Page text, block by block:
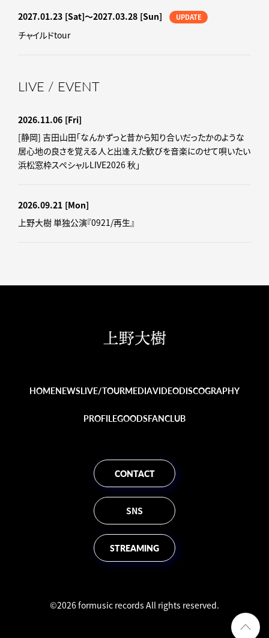
2027.01.23 [Sat]〜2027.03.28 [Sun] UPDATE
チャイルドtour
LIVE / EVENT
2026.11.06 [Fri]
[静岡] 吉田山田「なんかずっと昔から知り合いだったかのような
居心地の良さを覚える人と出逢えた歓びを音楽にのせて唄いたい
浜松窓枠スペシャルLIVE2026 秋」
2026.09.21 [Mon]
上野大樹 単独公演『0921/再生』
HOMENEWSLIVE/TOURMEDIAVIDEODISCOGRAPHY
PROFILEGOODSFANCLUB
CONTACT
SNS
STREAMING
©2026 formusic records All rights reserved.